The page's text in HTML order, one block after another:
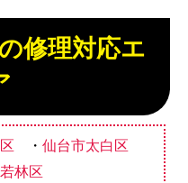
修理対応エ
仙台市太白区
林区